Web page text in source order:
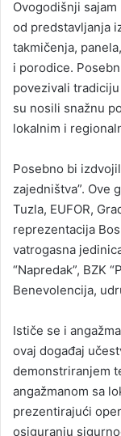
Ovogodišnji
od predstavljanja
takmičenja,
i porodice.
povezivali
su nosili snažnu
lokalnim i
Posebno bi
zajedništva”. Ove
Tuzla, EUFOR,
reprezentacija
vatrogasna
“Napredak”, BZK
Benevolencija,
Ističe se i
ovaj događaj
demonstriranjem
angažmanom sa
prezentirajući
osiguranju